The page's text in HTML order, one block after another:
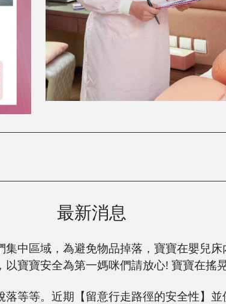
最新消息
中區域，為避免物品掉落，寶寶在嬰兒
寶寶安全為第一媽咪們請放心! 寶寶在搖
等等。近期【留意行走路徑的安全性】